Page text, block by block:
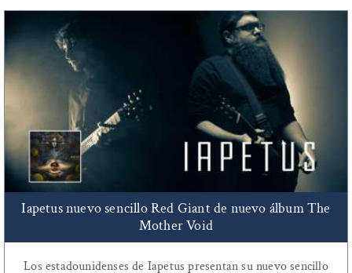
Iapetus nuevo sencillo Red Giant de nuevo álbum The
Mother Void
Los estadounidenses de Iapetus presentan su nuevo sencillo